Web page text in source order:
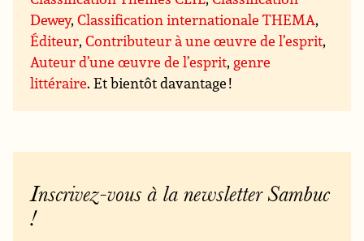
Dewey,Classification internationale THEMA,
Éditeur,Contributeur à une œuvre de l’esprit,
Auteur d’une œuvre de l’esprit, genre
littéraire. Et bientôt davantage !
Inscrivez-vous à la newsletter Sambuc
!